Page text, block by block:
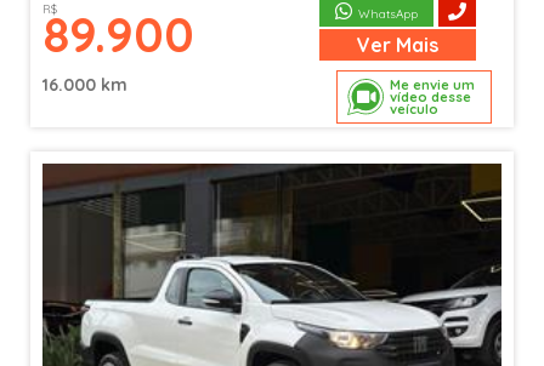
Me envie um
vídeo desse
veículo
R$
89.900 WhatsApp
Ver Mais
16.000 km